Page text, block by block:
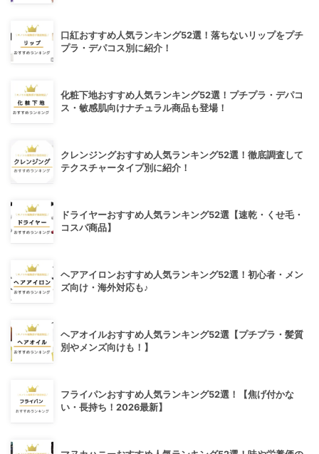
口紅おすすめ人気ランキング52選！落ちないリップをプチ
プラ・デパコス別に紹介！
化粧下地おすすめ人気ランキング52選！プチプラ・デパコ
ス・敏感肌向けナチュラル商品も登場！
クレンジングおすすめ人気ランキング52選！徹底調査して
テクスチャータイプ別に紹介！
ドライヤーおすすめ人気ランキング52選【速乾・くせ毛・
コスパ商品】
ヘアアイロンおすすめ人気ランキング52選！初心者・メン
ズ向け・海外対応も♪
ヘアオイルおすすめ人気ランキング52選【プチプラ・髪質
別やメンズ向けも！】
フライパンおすすめ人気ランキング52選！【焦げ付かな
い・長持ち！2026最新】